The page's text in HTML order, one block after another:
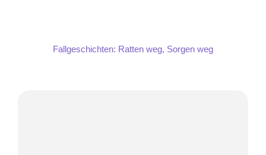
Fallgeschichten: Ratten weg, Sorgen weg